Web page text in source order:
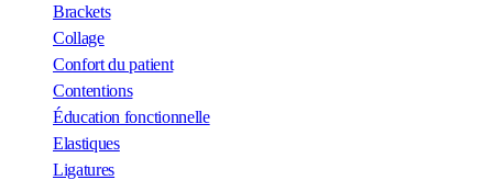
Brackets
Collage
Confort du patient
Contentions
Éducation fonctionnelle
Elastiques
Ligatures